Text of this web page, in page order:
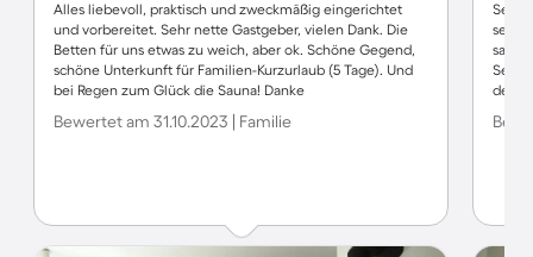
Alles liebevoll, praktisch und zweckmäßig eingerichtet
und vorbereitet. Sehr nette Gastgeber, vielen Dank. Die
Betten für uns etwas zu weich, aber ok. Schöne Gegend,
schöne Unterkunft für Familien-Kurzurlaub (5 Tage). Und
bei Regen zum Glück die Sauna! Danke
Bewertet am 31.10.2023 | Familie
Sehr
sehr
der